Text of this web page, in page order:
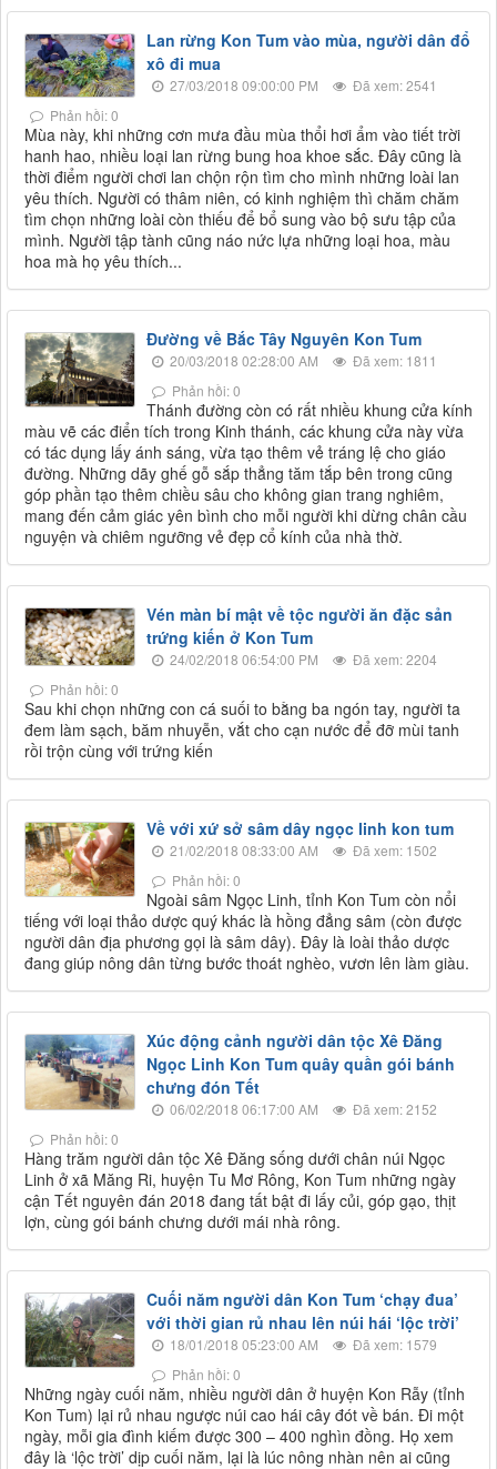
Lan rừng Kon Tum vào mùa, người dân đổ
xô đi mua
27/03/2018 09:00:00 PM
Đã xem: 2541
Phản hồi: 0
Mùa này, khi những cơn mưa đầu mùa thổi hơi ẩm vào tiết trời
hanh hao, nhiều loại lan rừng bung hoa khoe sắc. Đây cũng là
thời điểm người chơi lan chộn rộn tìm cho mình những loài lan
yêu thích. Người có thâm niên, có kinh nghiệm thì chăm chăm
tìm chọn những loài còn thiếu để bổ sung vào bộ sưu tập của
mình. Người tập tành cũng náo nức lựa những loại hoa, màu
hoa mà họ yêu thích...
Đường về Bắc Tây Nguyên Kon Tum
20/03/2018 02:28:00 AM
Đã xem: 1811
Phản hồi: 0
Thánh đường còn có rất nhiều khung cửa kính
màu vẽ các điển tích trong Kinh thánh, các khung cửa này vừa
có tác dụng lấy ánh sáng, vừa tạo thêm vẻ tráng lệ cho giáo
đường. Những dãy ghế gỗ sắp thẳng tăm tắp bên trong cũng
góp phần tạo thêm chiều sâu cho không gian trang nghiêm,
mang đến cảm giác yên bình cho mỗi người khi dừng chân cầu
nguyện và chiêm ngưỡng vẻ đẹp cổ kính của nhà thờ.
Vén màn bí mật về tộc người ăn đặc sản
trứng kiến ở Kon Tum
24/02/2018 06:54:00 PM
Đã xem: 2204
Phản hồi: 0
Sau khi chọn những con cá suối to bằng ba ngón tay, người ta
đem làm sạch, băm nhuyễn, vắt cho cạn nước để đỡ mùi tanh
rồi trộn cùng với trứng kiến
Về với xứ sở sâm dây ngọc linh kon tum
21/02/2018 08:33:00 AM
Đã xem: 1502
Phản hồi: 0
Ngoài sâm Ngọc Linh, tỉnh Kon Tum còn nổi
tiếng với loại thảo dược quý khác là hồng đẳng sâm (còn được
người dân địa phương gọi là sâm dây). Đây là loài thảo dược
đang giúp nông dân từng bước thoát nghèo, vươn lên làm giàu.
Xúc động cảnh người dân tộc Xê Đăng
Ngọc Linh Kon Tum quây quần gói bánh
chưng đón Tết
06/02/2018 06:17:00 AM
Đã xem: 2152
Phản hồi: 0
Hàng trăm người dân tộc Xê Đăng sống dưới chân núi Ngọc
Linh ở xã Măng Ri, huyện Tu Mơ Rông, Kon Tum những ngày
cận Tết nguyên đán 2018 đang tất bật đi lấy củi, góp gạo, thịt
lợn, cùng gói bánh chưng dưới mái nhà rông.
Cuối năm người dân Kon Tum ‘chạy đua’
với thời gian rủ nhau lên núi hái ‘lộc trời’
18/01/2018 05:23:00 AM
Đã xem: 1579
Phản hồi: 0
Những ngày cuối năm, nhiều người dân ở huyện Kon Rẫy (tỉnh
Kon Tum) lại rủ nhau ngược núi cao hái cây đót về bán. Đi một
ngày, mỗi gia đình kiếm được 300 – 400 nghìn đồng. Họ xem
đây là ‘lộc trời’ dịp cuối năm, lại là lúc nông nhàn nên ai cũng